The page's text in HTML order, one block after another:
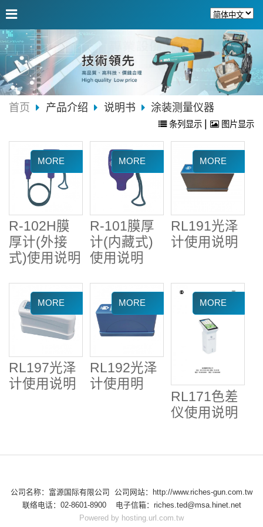
首页 产品介绍 说明书 涂装测量仪器
条列显示 | 图片显示
R-102H膜
厚计(外接
式)使用说明
R-101膜厚
计(内藏式)
使用说明
RL191光泽
计使用说明
RL197光泽
计使用说明
RL192光泽
计使用明
RL171色差
仪使用说明
公司名称：富源国际有限公司 公司网站：http://www.riches-gun.com.tw
联络电话：02-8601-8900 电子信箱：riches.ted@msa.hinet.net
Powered by hosting.url.com.tw